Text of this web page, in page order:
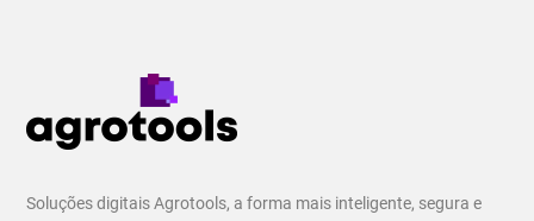
Soluções digitais Agrotools, a forma mais inteligente, segura e